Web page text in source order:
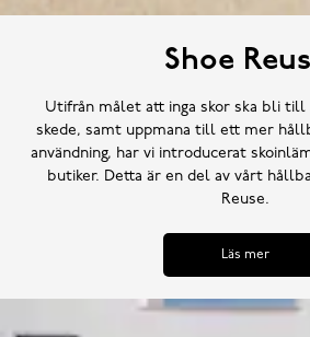
Shoe
Utifrån målet att inga skor ska bli
skede, samt uppmana till ett mer
användning, har vi introducerat
butiker. Detta är en del av vårt
Reuse.
Läs mer